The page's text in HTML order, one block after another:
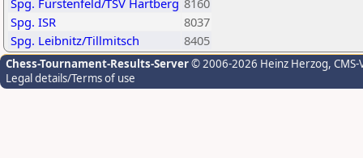
Spg. Fürstenfeld/TSV Hartberg 8160
Spg. ISR
8037
Spg. Leibnitz/Tillmitsch
8405
Chess-Tournament-Results-Server© 2006-2026 Heinz Herzog,
Legal details/Terms of use